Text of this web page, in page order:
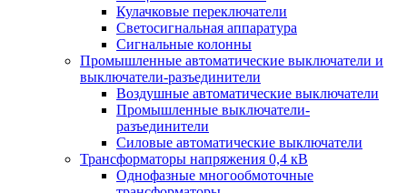
Кулачковые переключатели
Светосигнальная аппаратура
Сигнальные колонны
Промышленные автоматические выключатели и
выключатели-разъединители
Воздушные автоматические выключатели
Промышленные выключатели-
разъединители
Силовые автоматические выключатели
Трансформаторы напряжения 0,4 кВ
Однофазные многообмоточные